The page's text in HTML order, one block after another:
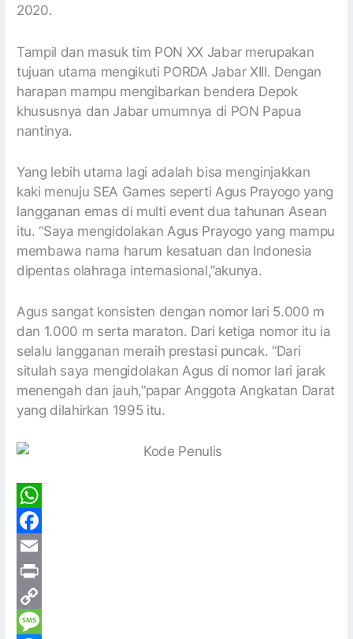
2020.
Tampil dan masuk tim PON XX Jabar merupakan
tujuan utama mengikuti PORDA Jabar XIII. Dengan
harapan mampu mengibarkan bendera Depok
khususnya dan Jabar umumnya di PON Papua
nantinya.
Yang lebih utama lagi adalah bisa menginjakkan
kaki menuju SEA Games seperti Agus Prayogo yang
langganan emas di multi event dua tahunan Asean
itu. “Saya mengidolakan Agus Prayogo yang mampu
membawa nama harum kesatuan dan Indonesia
dipentas olahraga internasional,”akunya.
Agus sangat konsisten dengan nomor lari 5.000 m
dan 1.000 m serta maraton. Dari ketiga nomor itu ia
selalu langganan meraih prestasi puncak. “Dari
situlah saya mengidolakan Agus di nomor lari jarak
menengah dan jauh,”papar Anggota Angkatan Darat
yang dilahirkan 1995 itu.
W
h
a
t
s
F
a
c
e
E
m
a
P
rC